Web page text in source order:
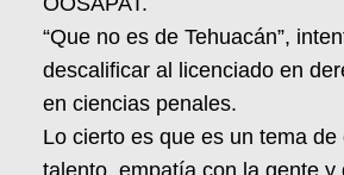
“Que no es de Tehuacán”,
descalificar al licenciado en
en ciencias penales.
Lo cierto es que es un tema de